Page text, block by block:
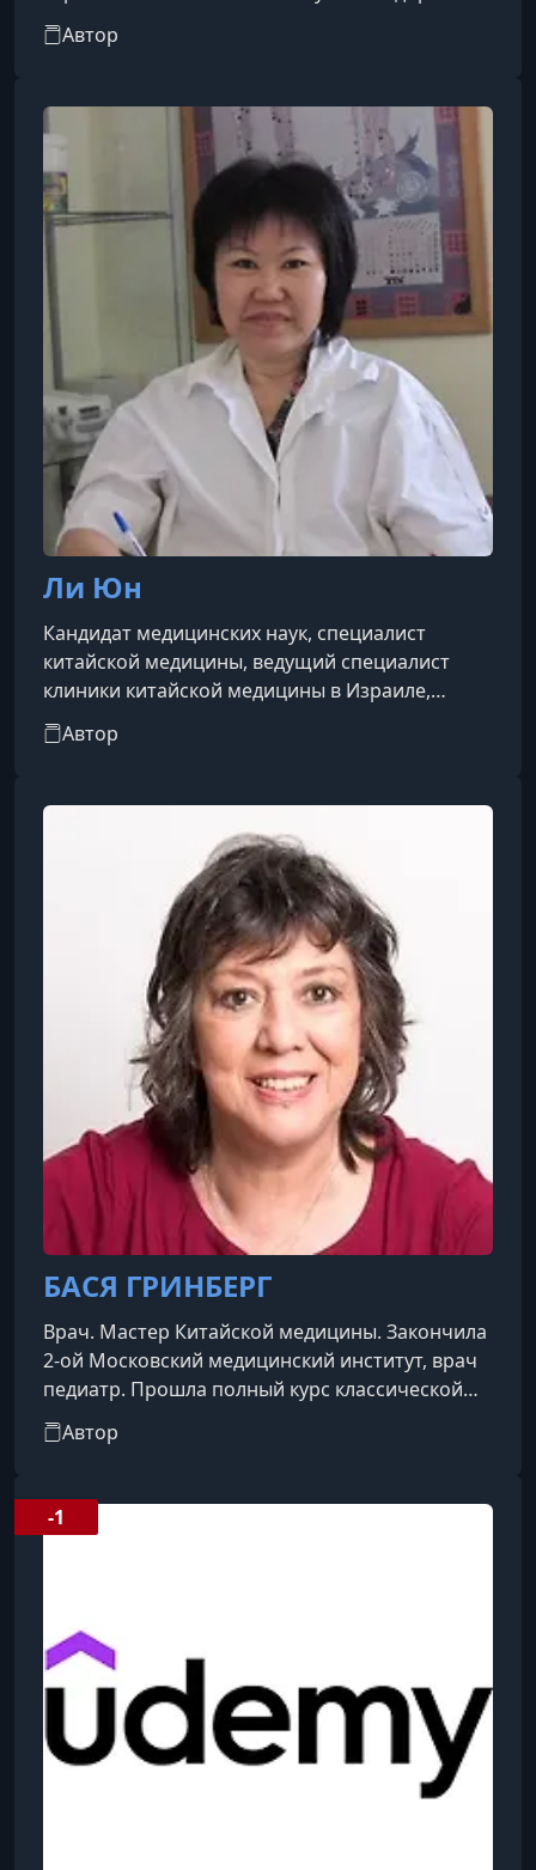
— тема деликатная, ранимая, но всегда
решаемая! И я за то, чтобы решать эти
самооценке. Для этого нужно понимать, какие
процессы происходят у вас там, внизу. Ведь
для природы эта функция крайне важна,
поэтому всё восстанавливается достаточно
быстро при соблюдении правильных услов
Автор
Ли Юн
Кандидат медицинских наук, специалист
китайской медицины, ведущий специалист
клиники китайской медицины в Израиле,
изучавшая эту систему иглоукалывания из
первых рук, у непосредственного ученика
прикладной кинезиолог. Доктор ведет семинар
Автор
БАСЯ ГРИНБЕРГ
Врач. Мастер Китайской медицины. Закончила
2-ой Московский медицинский институт, врач
педиатр. Прошла полный курс классической
китайской медицины в колледже в Тель Авиве,
где впоследствии работала преподавателем,
Лондоне, узучала гербологию, японскую
акупунктуру,гомеопатию,
Автор
-1